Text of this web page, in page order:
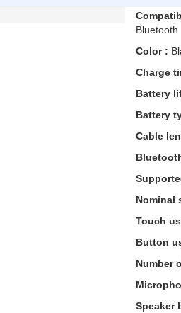
Bluetooth️
Color :
Charge
Battery
Battery
Cable
Nominal
Touch
Button
Number
Speaker